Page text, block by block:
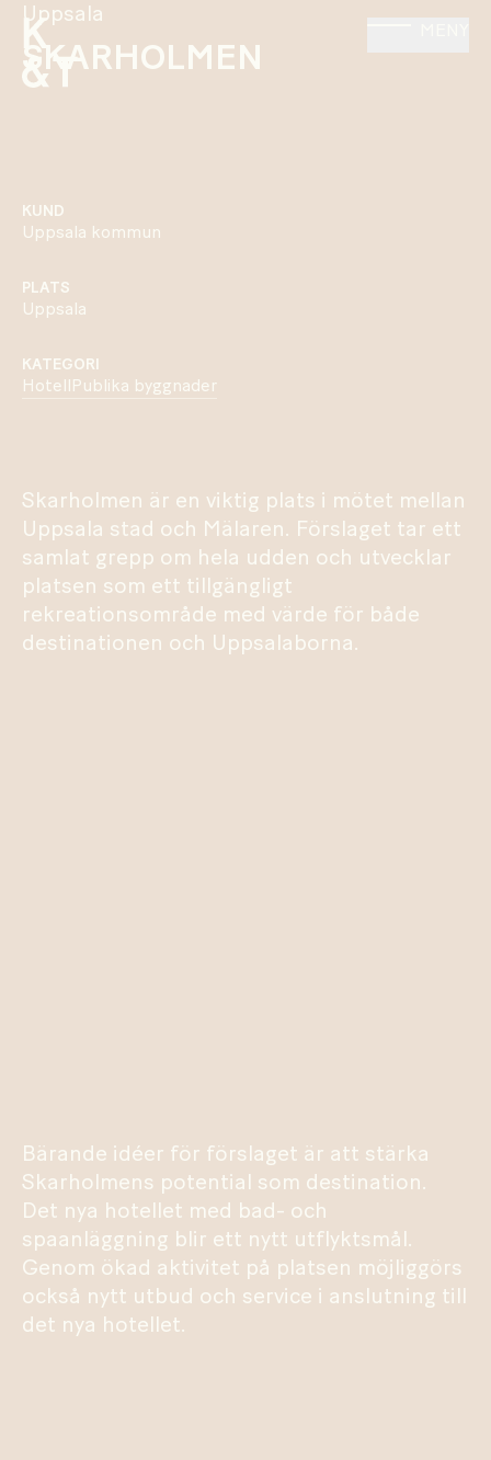
Uppsala
SKARHOLMEN
KUND
Uppsala kommun
PLATS
Uppsala
KATEGORI
Hotell Publika byggnader
Skarholmen är en viktig plats i mötet mellan
Uppsala stad och Mälaren. Förslaget tar ett
samlat grepp om hela udden och utvecklar
platsen som ett tillgängligt
rekreationsområde med värde för både
destinationen och Uppsalaborna.
Bärande idéer för förslaget är att stärka
Skarholmens potential som destination.
Det nya hotellet med bad- och
spaanläggning blir ett nytt utflyktsmål.
Genom ökad aktivitet på platsen möjliggörs
också nytt utbud och service i anslutning till
det nya hotellet.